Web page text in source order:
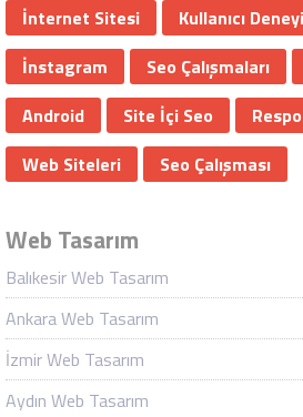
İnternet Sitesi
Kullanıcı
İnstagram
Seo Çalışmaları
Android
Site İçi Seo
Web Siteleri
Seo Çalışması
Web Tasarım
Balıkesir Web Tasarım
Ankara Web Tasarım
İzmir Web Tasarım
Aydın Web Tasarım